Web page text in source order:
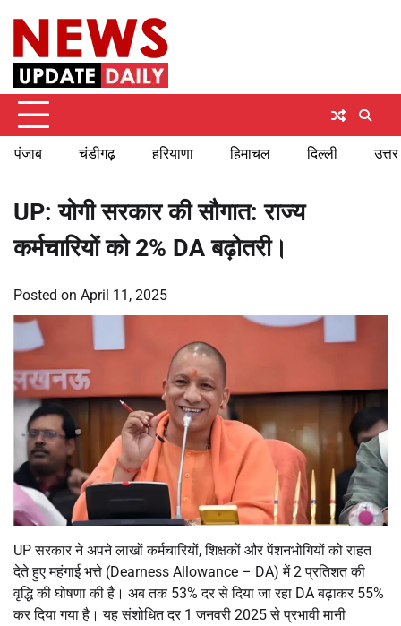
content
पंजाब चंडीगढ़ हरियाणा हिमाचल दिल्ली
UP: योगी सरकार की सौगात: राज्य
कर्मचारियों को 2% DA बढ़ोतरी।
Posted on April 11, 2025
UP सरकार ने अपने लाखों कर्मचारियों, शिक्षकों और पेंशनभोगियों को राहत
देते हुए महंगाई भत्ते (Dearness Allowance – DA) में 2 प्रतिशत की
वृद्धि की घोषणा की है। अब तक 53% दर से दिया जा रहा DA बढ़ाकर 55%
कर दिया गया है। यह संशोधित दर 1 जनवरी 2025 से प्रभावी मानी